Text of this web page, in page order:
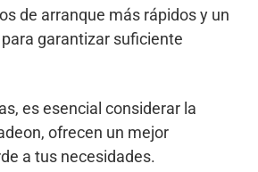
de arranque más rápidos y un
garantizar suficiente
es esencial considerar la
ofrecen un mejor
a tus necesidades.